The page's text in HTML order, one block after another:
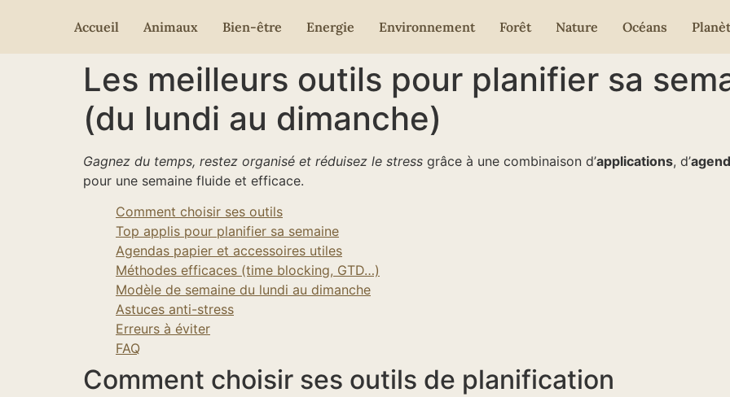
Accueil Animaux Bien-être Energie Environnement Forêt Nature Océans
Les meilleurs outils pour planifier sa
(du lundi au dimanche)
Gagnez du temps, restez organisé et réduisez le stress grâce à une combinaison d’applications, d’
pour une semaine fluide et efficace.
Comment choisir ses outils
Top applis pour planifier sa semaine
Agendas papier et accessoires utiles
Méthodes efficaces (time blocking, GTD…)
Modèle de semaine du lundi au dimanche
Astuces anti-stress
Erreurs à éviter
FAQ
Comment choisir ses outils de planification